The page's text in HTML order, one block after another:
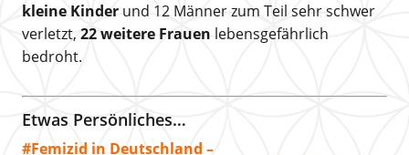
kleine Kinderund 12 Männer zum Teil sehr schwer
verletzt, 22 weitere Frauen lebensgefährlich
bedroht.
Etwas Persönliches…
#Femizid in Deutschland –